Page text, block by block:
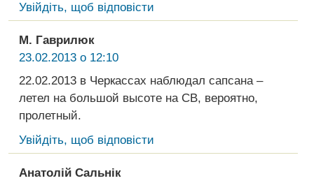
Увійдіть, щоб відповісти
М. Гаврилюк
23.02.2013 о 12:10
22.02.2013 в Черкассах наблюдал сапсана –
летел на большой высоте на СВ, вероятно,
пролетный.
Увійдіть, щоб відповісти
Анатолій Сальнік